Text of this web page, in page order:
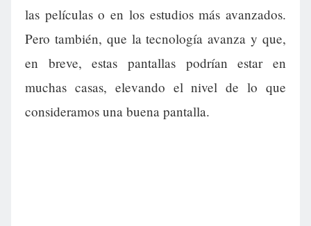
las películas o en los estudios más avanzados.
Pero también, que la tecnología avanza y que,
en breve, estas pantallas podrían estar en
muchas casas, elevando el nivel de lo que
consideramos una buena pantalla.